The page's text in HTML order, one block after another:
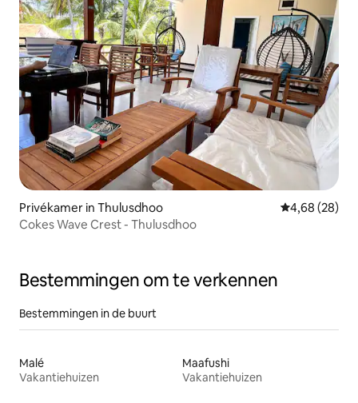
Privékamer in Thulusdhoo Gemiddelde
4,68 (28)
Cokes Wave Crest - Thulusdhoo
Bestemmingen om te verkennen
Bestemmingen in de buurt
Malé
Vakantiehuizen
Maafushi
Vakantiehuizen